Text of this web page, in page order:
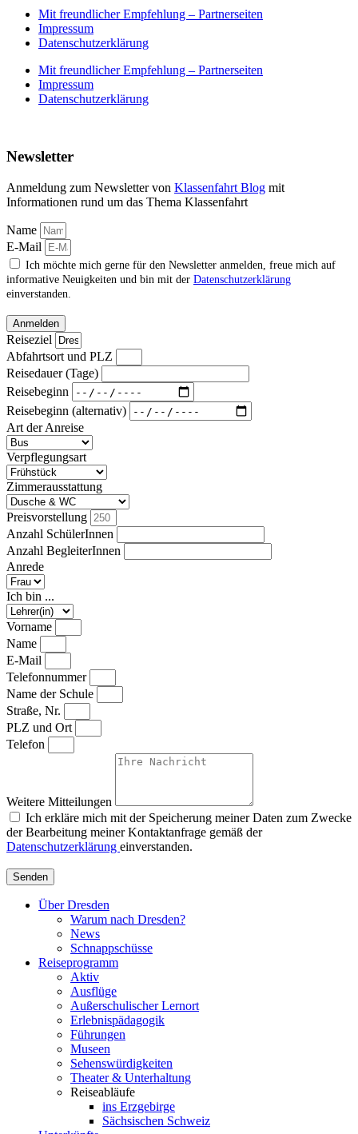
Mit freundlicher Empfehlung – Partnerseiten
Impressum
Datenschutzerklärung
Mit freundlicher Empfehlung – Partnerseiten
Impressum
Datenschutzerklärung
Newsletter
Anmeldung zum Newsletter von Klassenfahrt Blog mit
Informationen rund um das Thema Klassenfahrt
Name
E-Mail
Ich möchte mich gerne für den Newsletter anmelden, freue mich auf
informative Neuigkeiten und bin mit der Datenschutzerklärung
einverstanden.
Anmelden
Reiseziel
Abfahrtsort und PLZ
Reisedauer (Tage)
Reisebeginn
Reisebeginn (alternativ)
Art der Anreise
Verpflegungsart
Zimmerausstattung
Preisvorstellung
Anzahl SchülerInnen
Anzahl BegleiterInnen
Anrede
Ich bin ...
Vorname
Name
E-Mail
Telefonnummer
Name der Schule
Straße, Nr.
PLZ und Ort
Telefon
Weitere Mitteilungen
Ich erkläre mich mit der Speicherung meiner Daten zum Zwecke
der Bearbeitung meiner Kontaktanfrage gemäß der
Datenschutzerklärung einverstanden.
Senden
Über Dresden
Warum nach Dresden?
News
Schnappschüsse
Reiseprogramm
Aktiv
Ausflüge
Außerschulischer Lernort
Erlebnispädagogik
Führungen
Museen
Sehenswürdigkeiten
Theater & Unterhaltung
Reiseabläufe
ins Erzgebirge
Sächsischen Schweiz